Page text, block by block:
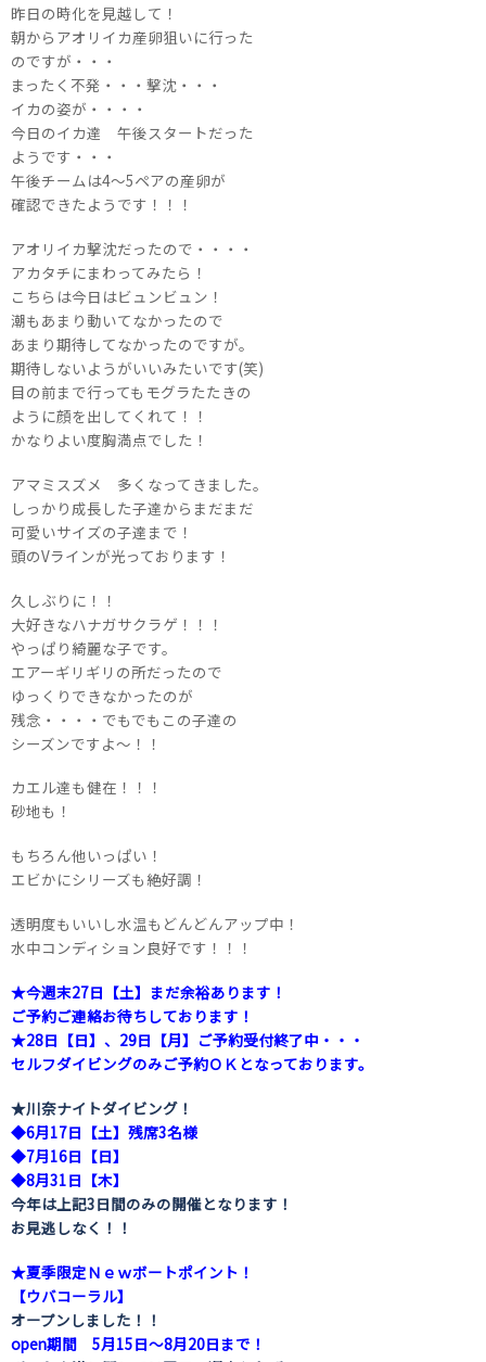
昨日の時化を見越して！
朝からアオリイカ産卵狙いに行った
のですが・・・
まったく不発・・・撃沈・・・
イカの姿が・・・・
今日のイカ達 午後スタートだった
ようです・・・
午後チームは4～5ペアの産卵が
確認できたようです！！！
アオリイカ撃沈だったので・・・・
アカタチにまわってみたら！
こちらは今日はビュンビュン！
潮もあまり動いてなかったので
あまり期待してなかったのですが。
期待しないようがいいみたいです(笑)
目の前まで行ってもモグラたたきの
ように顔を出してくれて！！
かなりよい度胸満点でした！
アマミスズメ 多くなってきました。
しっかり成長した子達からまだまだ
可愛いサイズの子達まで！
頭のVラインが光っております！
久しぶりに！！
大好きなハナガサクラゲ！！！
やっぱり綺麗な子です。
エアーギリギリの所だったので
ゆっくりできなかったのが
残念・・・・でもでもこの子達の
シーズンですよ～！！
カエル達も健在！！！
砂地も！
もちろん他いっぱい！
エビかにシリーズも絶好調！
透明度もいいし水温もどんどんアップ中！
水中コンディション良好です！！！
★今週末27日【土】まだ余裕あります！
ご予約ご連絡お待ちしております！
★28日【日】、29日【月】ご予約受付終了中・・・
セルフダイビングのみご予約ＯＫとなっております。
★川奈ナイトダイビング！
◆6月17日【土】残席3名様
◆7月16日【日】
◆8月31日【木】
今年は上記3日間のみの開催となります！
お見逃しなく！！
★夏季限定Ｎｅｗボートポイント！
【ウバコーラル】
オープンしました！！
open期間 5月15日～8月20日まで！